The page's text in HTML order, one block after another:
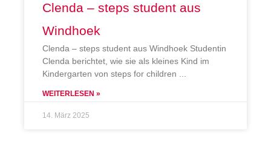
Clenda – steps student aus
Windhoek
Clenda – steps student aus Windhoek Studentin
Clenda berichtet, wie sie als kleines Kind im
Kindergarten von steps for children
WEITERLESEN »
14. März 2025